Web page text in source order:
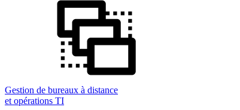
Gestion de bureaux à distance
et opérations TI